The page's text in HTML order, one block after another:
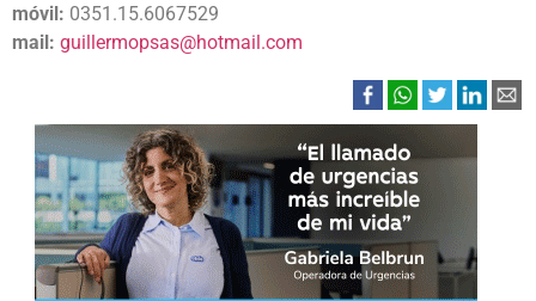
móvil: 0351.15.6067529
mail: guillermopsas@hotmail.com